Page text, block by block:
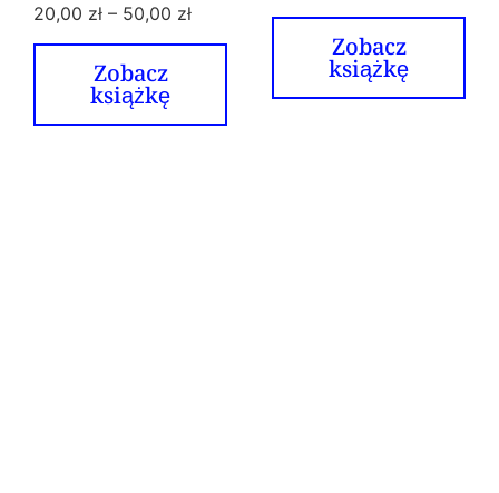
20,00 zł – 50,00 zł
Zobacz
książkę
Zobacz
książkę